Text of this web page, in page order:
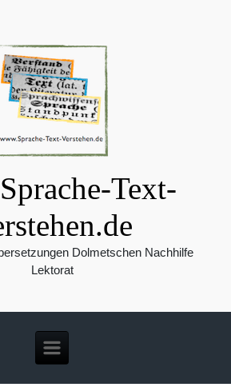
Text-
Dolmetschen Nachhilfe
Lektorat